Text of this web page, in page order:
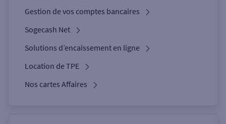
Gestion de vos comptes bancaires
Sogecash Net
Solutions d’encaissement en ligne
Location de TPE
Nos cartes Affaires